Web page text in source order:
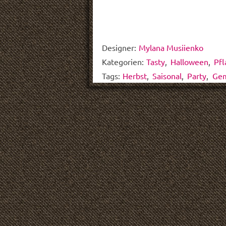
Designer: Mylana Musiienko
Kategorien: Tasty Halloween
Tags: Herbst Saisonal Party